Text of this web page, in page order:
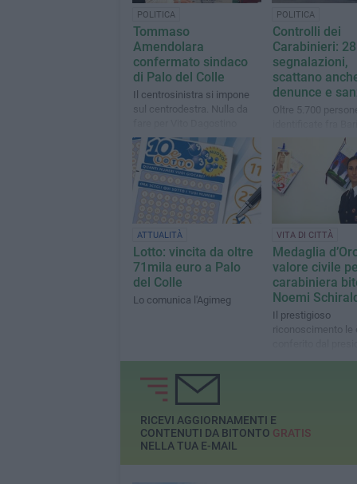
POLITICA
Tommaso
Amendolara
confermato sindaco
di Palo del Colle
Il centrosinistra si impone
sul centrodestra. Nulla da
POLITICA
Controlli dei
Carabinieri: 28
segnalazioni,
scattano
denunce e
Oltre 5.700 persone
metropolitana e
veicoli. Gli
rafforzare la
ATTUALITÀ
Lotto: vincita da oltre
71mila euro a Palo
del Colle
Lo comunica l'Agimeg
VITA DI CITTÀ
Medaglia
valore civile
carabiniera
Noemi
Il prestigioso
riconoscimento le
conferito dal
della Repubblica
RICEVI AGGIORNAMENTI E
CONTENUTI DA BITONTO GRATIS
NELLA TUA E-MAIL